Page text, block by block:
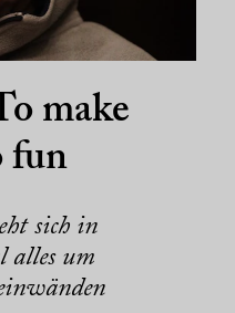
make
fun
sich in
alles um